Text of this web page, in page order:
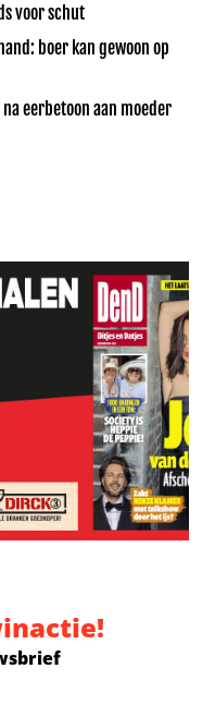
voor schut
boer kan gewoon op
eerbetoon aan moeder